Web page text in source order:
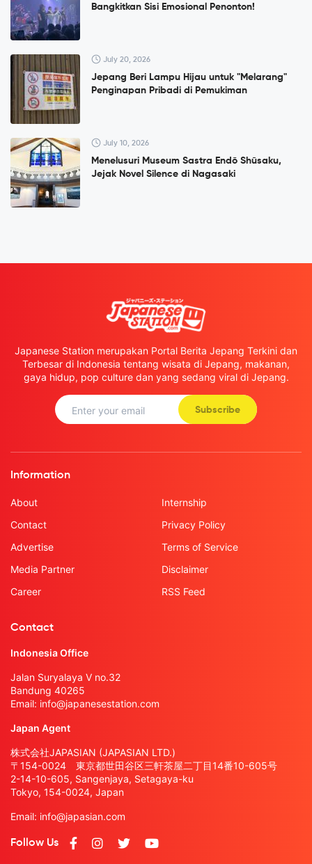
Bangkitkan Sisi Emosional Penonton!
July 20, 2026
Jepang Beri Lampu Hijau untuk "Melarang"
Penginapan Pribadi di Pemukiman
July 10, 2026
Menelusuri Museum Sastra Endō Shūsaku,
Jejak Novel Silence di Nagasaki
Japanese Station merupakan Portal Berita Jepang Terkini dan
Terbesar di Indonesia tentang wisata di Jepang, makanan,
gaya hidup, pop culture dan yang sedang viral di Jepang.
Subscribe
Information
About
Contact
Advertise
Media Partner
Career
Internship
Privacy Policy
Terms of Service
Disclaimer
RSS Feed
Contact
Indonesia Office
Jalan Suryalaya V no.32
Bandung 40265
Email: info@japanesestation.com
Japan Agent
株式会社JAPASIAN (JAPASIAN LTD.)
〒154-0024 東京都世田谷区三軒茶屋二丁目14番10-605号
2-14-10-605, Sangenjaya, Setagaya-ku
Tokyo, 154-0024, Japan
Email: info@japasian.com
Follow Us